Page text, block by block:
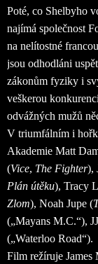
Poté, co Shelbyho
najímá společnost
na nelítostné
jsou odhodláni
zákonům fyziky i
veškerou
odvážných mužů
V triumfálním i
Akademie Matt
(Vice, The Fighter),
Plán útěku), Tracy
Zlom), Noah Jupe (
(„Mayans M.C.“),
(„Waterloo Road“).
Film režíruje James